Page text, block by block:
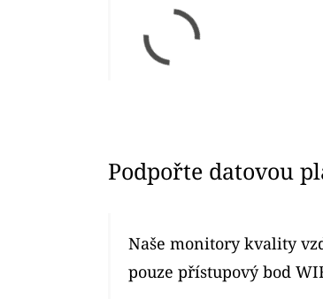
Podpořte datovou
Naše monitory kvality
pouze přístupový bod